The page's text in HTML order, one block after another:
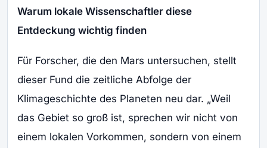
Warum lokale Wissenschaftler diese
Entdeckung wichtig finden
Für Forscher, die den Mars untersuchen, stellt
dieser Fund die zeitliche Abfolge der
Klimageschichte des Planeten neu dar. „Weil
das Gebiet so groß ist, sprechen wir nicht von
einem lokalen Vorkommen, sondern von einem